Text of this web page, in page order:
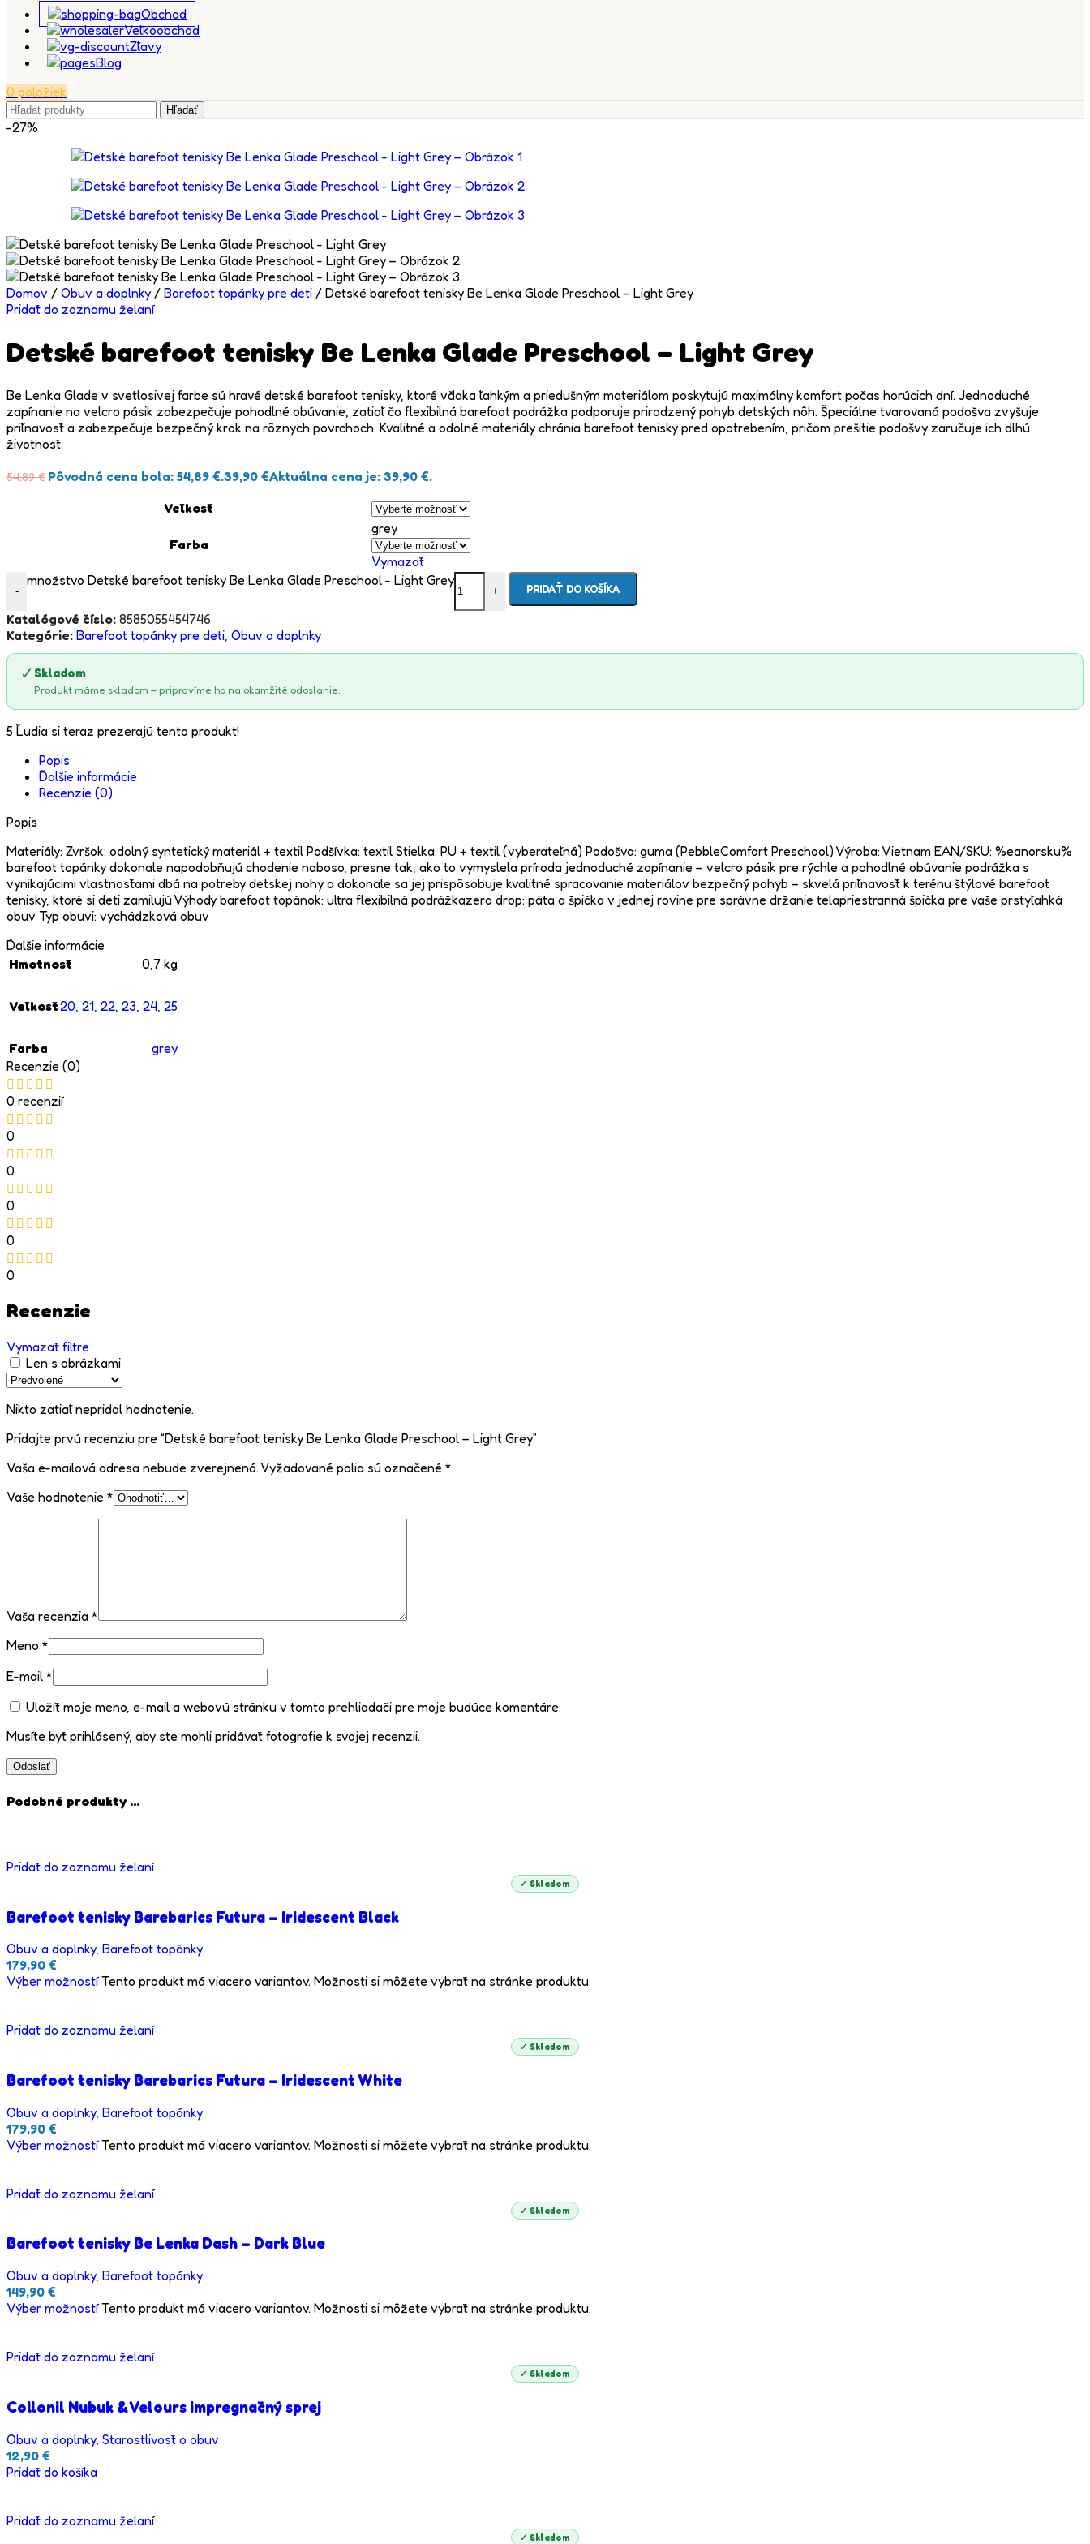
Obchod
Veľkoobchod
Zľavy
Blog
0 položiek
Hľadať
-27%
Domov / Obuv a doplnky / Barefoot topánky pre deti / Detské barefoot tenisky Be Lenka Glade Preschool – Light Grey
Pridať do zoznamu želaní
Detské barefoot tenisky Be Lenka Glade Preschool – Light Grey
Be Lenka Glade v svetlosivej farbe sú hravé detské barefoot tenisky, ktoré vďaka ľahkým a priedušným materiálom poskytujú maximálny komfort počas horúcich dní. Jednoduché
zapínanie na velcro pásik zabezpečuje pohodlné obúvanie, zatiaľ čo flexibilná barefoot podrážka podporuje prirodzený pohyb detských nôh. Špeciálne tvarovaná podošva zvyšuje
priľnavosť a zabezpečuje bezpečný krok na rôznych povrchoch. Kvalitné a odolné materiály chránia barefoot tenisky pred opotrebením, pričom prešitie podošvy zaručuje ich dlhú
životnosť.
54,89€ Pôvodná cena bola: 54,89 €.39,90 €Aktuálna cena je: 39,90 €.
Veľkosť
Farba
grey
Vymazať
-
množstvo Detské barefoot tenisky Be Lenka Glade Preschool - Light Grey
+ PRIDAŤ DO KOŠÍKA
Katalógové číslo: 8585055454746
Kategórie: Barefoot topánky pre deti Obuv a doplnky
✓ Skladom
Produkt máme skladom – pripravíme ho na okamžité odoslanie.
5 Ľudia si teraz prezerajú tento produkt!
Popis
Ďalšie informácie
Recenzie (0)
Popis
Materiály: Zvršok: odolný syntetický materiál + textil Podšívka: textil Stielka: PU + textil (vyberateľná) Podošva: guma (PebbleComfort Preschool) Výroba: Vietnam EAN/SKU: %eanorsku%
barefoot topánky dokonale napodobňujú chodenie naboso, presne tak, ako to vymyslela príroda jednoduché zapínanie – velcro pásik pre rýchle a pohodlné obúvanie podrážka s
vynikajúcimi vlastnosťami dbá na potreby detskej nohy a dokonale sa jej prispôsobuje kvalitné spracovanie materiálov bezpečný pohyb – skvelá priľnavosť k terénu štýlové barefoot
tenisky, ktoré si deti zamilujú Výhody barefoot topánok: ultra flexibilná podrážkazero drop: päta a špička v jednej rovine pre správne držanie telapriestranná špička pre vaše prstyľahká
obuv Typ obuvi: vychádzková obuv
Ďalšie informácie
Hmotnosť
0,7 kg
Veľkosť20 21 22 23 24 25
Farba
grey
Recenzie (0)
0 recenzií
0
0
0
0
0
Recenzie
Vymazať filtre
Len s obrázkami
Nikto zatiaľ nepridal hodnotenie.
Pridajte prvú recenziu pre “Detské barefoot tenisky Be Lenka Glade Preschool – Light Grey”
Vaša e-mailová adresa nebude zverejnená. Vyžadované polia sú označené *
Vaše hodnotenie *
Vaša recenzia *
Meno *
E-mail *
Uložiť moje meno, e-mail a webovú stránku v tomto prehliadači pre moje budúce komentáre.
Musíte byť prihlásený, aby ste mohli pridávať fotografie k svojej recenzii.
Podobné produkty ...
Pridať do zoznamu želaní
✓ Skladom
Barefoot tenisky Barebarics Futura – Iridescent Black
Obuv a doplnky, Barefoot topánky
179,90 €
Výber možností Tento produkt má viacero variantov. Možnosti si môžete vybrať na stránke produktu.
Pridať do zoznamu želaní
✓ Skladom
Barefoot tenisky Barebarics Futura – Iridescent White
Obuv a doplnky, Barefoot topánky
179,90 €
Výber možností Tento produkt má viacero variantov. Možnosti si môžete vybrať na stránke produktu.
Pridať do zoznamu želaní
✓ Skladom
Barefoot tenisky Be Lenka Dash – Dark Blue
Obuv a doplnky, Barefoot topánky
149,90 €
Výber možností Tento produkt má viacero variantov. Možnosti si môžete vybrať na stránke produktu.
Pridať do zoznamu želaní
✓ Skladom
Collonil Nubuk & Velours impregnačný sprej
Obuv a doplnky, Starostlivosť o obuv
12,90 €
Pridať do košíka
Pridať do zoznamu želaní
✓ Skladom